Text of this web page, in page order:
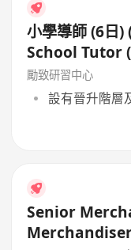
小學導師 (6日
School Tutor
Shatin)
勵致研習中心
設有晉升階層
Senior